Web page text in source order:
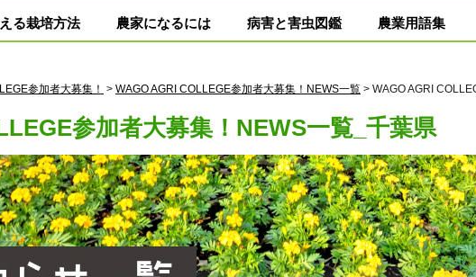
る栽培方法 農家になるには 病害と害虫図鑑 農業用語集
参加者大募集！ > WAGO AGRI COLLEGE参加者大募集！NEWS一覧 > WAGO AGRI
参加者大募集！NEWS一覧_千葉県